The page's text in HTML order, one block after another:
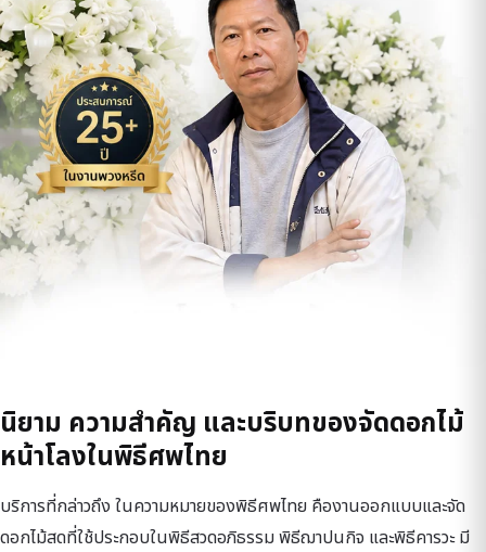
นิยาม ความสำคัญ และบริบทของจัดดอกไม้
หน้าโลงในพิธีศพไทย
บริการที่กล่าวถึง ในความหมายของพิธีศพไทย คืองานออกแบบและจัด
ดอกไม้สดที่ใช้ประกอบในพิธีสวดอภิธรรม พิธีฌาปนกิจ และพิธีคารวะ มี